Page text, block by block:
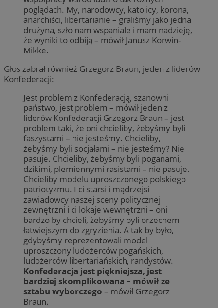
poglądach. My, narodowcy, katolicy, korona,
anarchiści, libertarianie – graliśmy jako jedna
drużyna, szło nam wspaniale i mam nadzieję,
że wyniki to odbiją – mówił Janusz Korwin-
Mikke.
Głos zabrał również Grzegorz Braun, jeden z liderów
Konfederacji:
Jest problem z Konfederacją, szanowni
państwo, jest problem – mówił jeden z
liderów Konfederacji Grzegorz Braun – jest
problem taki, że oni chcieliby, żebyśmy byli
faszystami – nie jesteśmy. Chcieliby,
żebyśmy byli socjałami – nie jesteśmy? Nie
pasuje. Chcieliby, żebyśmy byli poganami,
dzikimi, plemiennymi rasistami – nie pasuje.
Chcieliby modelu uproszczonego polskiego
patriotyzmu. I ci starsi i mądrzejsi
zawiadowcy naszej sceny politycznej
zewnętrzni i ci lokaje wewnętrzni – oni
bardzo by chcieli, żebyśmy byli orzechem
łatwiejszym do zgryzienia. A tak by było,
gdybyśmy reprezentowali model
uproszczony ludożerców pogańskich,
ludożerców libertariańskich, randystów.
Konfederacja jest piękniejsza, jest
bardziej skomplikowana – mówił ze
sztabu wyborczego – mówił Grzegorz
Braun.